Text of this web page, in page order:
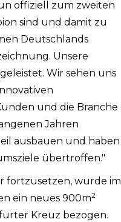
offiziell zum zweiten
sind und damit zu
Deutschlands
Unsere
Wir sehen uns
und die Branche
Jahren
ausbauen und haben
übertroffen."
fortzusetzen, wurde im
ein neues 900m2
Kreuz bezogen.